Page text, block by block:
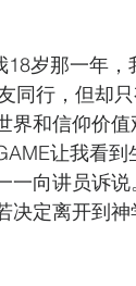
18岁那一年
同行，但却
界和信仰价
让我看
一向讲员诉
决定离开到